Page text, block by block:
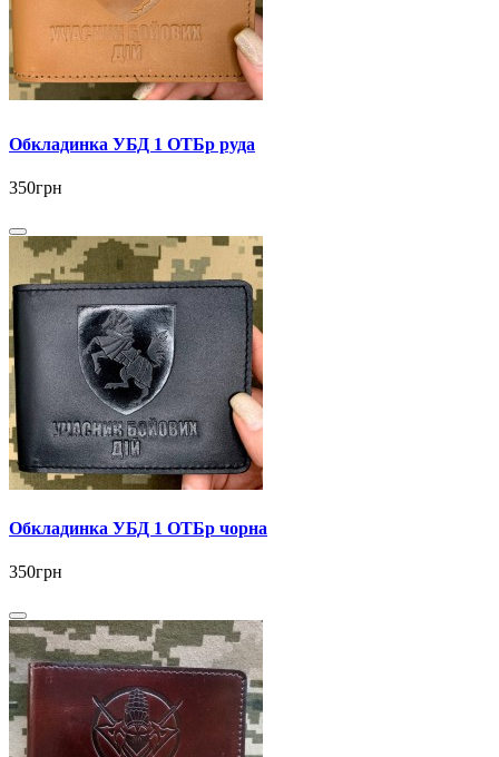
Обкладинка УБД 1 ОТБр руда
350грн
Обкладинка УБД 1 ОТБр чорна
350грн